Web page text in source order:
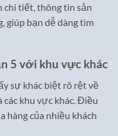
chi tiết, thông tin sản
giúp bạn dễ dàng tìm
5 với khu vực khác
sự khác biệt rõ rệt về
các khu vực khác. Điều
hàng của nhiều khách